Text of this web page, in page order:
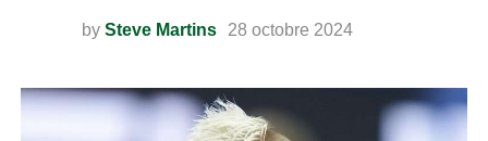
by Steve Martins 28 octobre 2024